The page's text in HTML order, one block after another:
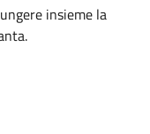
insieme la